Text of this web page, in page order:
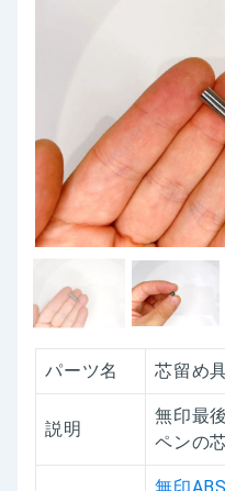
パーツ名 芯留め
説明
無印最
ペンの